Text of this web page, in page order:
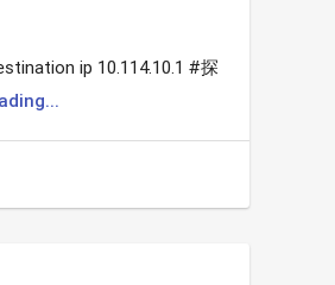
ip 10.114.10.1 #探